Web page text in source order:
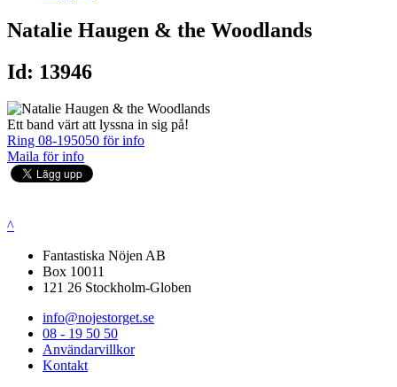
Natalie Haugen & the Woodlands
Id: 13946
Ett band värt att lyssna in sig på!
Ring 08-195050 för info
Maila för info
^
Fantastiska Nöjen AB
Box 10011
121 26 Stockholm-Globen
info@nojestorget.se
08 - 19 50 50
Användarvillkor
Kontakt